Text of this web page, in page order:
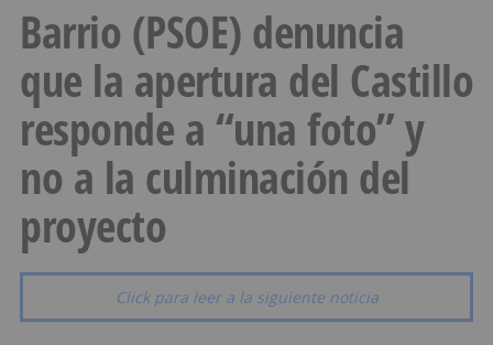
Barrio (PSOE) denuncia
que la apertura del Castillo
responde a “una foto” y
no a la culminación del
proyecto
Click para leer a la siguiente noticia